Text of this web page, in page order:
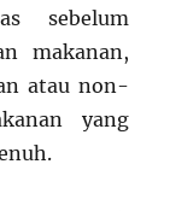
sebelum
makanan,
atau non-
yang